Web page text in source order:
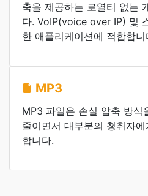
축을 제공하는 로열티 없는
다. VoIP(voice over IP) 및
한 애플리케이션에 적합합니
MP3
MP3 파일은 손실 압축 방식
줄이면서 대부분의 청취자
합니다.